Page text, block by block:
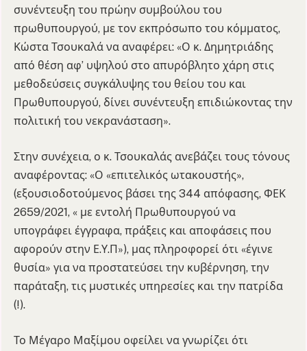
συνέντευξη του πρώην συμβούλου του
πρωθυπουργού, με τον εκπρόσωπο του κόμματος,
Κώστα Τσουκαλά να αναφέρει: «Ο κ. Δημητριάδης
από θέση αφ’ υψηλού στο απυρόβλητο χάρη στις
μεθοδεύσεις συγκάλυψης του θείου του και
Πρωθυπουργού, δίνει συνέντευξη επιδιώκοντας την
πολιτική του νεκρανάσταση».
Στην συνέχεια, ο κ. Τσουκαλάς ανεβάζει τους τόνους
αναφέροντας: «Ο «επιτελικός ωτακουστής»,
(εξουσιοδοτούμενος βάσει της 344 απόφασης, ΦΕΚ
2659/2021, « με εντολή Πρωθυπουργού να
υπογράφει έγγραφα, πράξεις και αποφάσεις που
αφορούν στην Ε.Υ.Π»), μας πληροφορεί ότι «έγινε
θυσία» για να προστατεύσει την κυβέρνηση, την
παράταξη, τις μυστικές υπηρεσίες και την πατρίδα
(!).
Το Μέγαρο Μαξίμου οφείλει να γνωρίζει ότι